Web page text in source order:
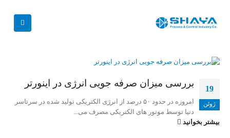
19
ژوئن
بررسی میزان صرفه جویی انرژی در اینورتر
امروزه در حدود ۵۰ درصد از انرژی الکتریکی تولید شده در سرتاسر
دنیا توسط موتور های الکتریکی مصرف می...
بیشتر بخوانید